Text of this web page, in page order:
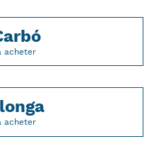
acheter
acheter